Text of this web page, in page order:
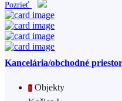
Pozrieť
Kancelária/obchodné
Objekty